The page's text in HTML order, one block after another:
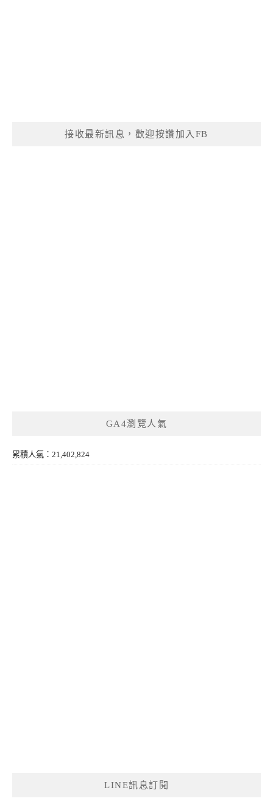
接收最新訊息，歡迎按讚加入FB
GA4瀏覽人氣
累積人氣：21,402,824
LINE訊息訂閱